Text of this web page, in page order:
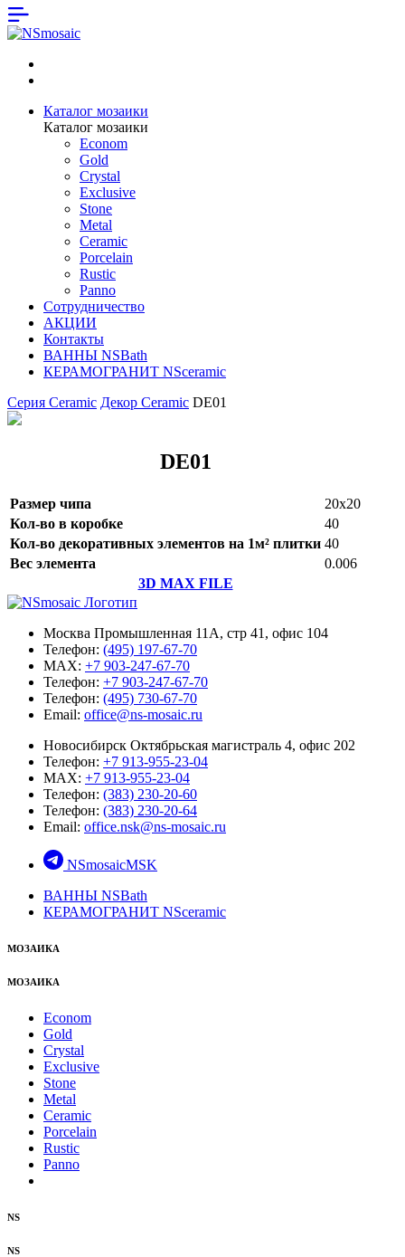
Каталог мозаики
Каталог мозаики
Econom
Gold
Crystal
Exclusive
Stone
Metal
Ceramic
Porcelain
Rustic
Panno
Сотрудничество
АКЦИИ
Контакты
ВАННЫ NSBath
КЕРАМОГРАНИТ NSceramic
Серия Ceramic Декор Ceramic DE01
DE01
Размер чипа
20x20
Кол-во в коробке
40
Кол-во декоративных элементов на 1м² плитки 40
Вес элемента
0.006
3D MAX FILE
Москва Промышленная 11А, стр 41, офис 104
Телефон: (495) 197-67-70
MAX: +7 903-247-67-70
Телефон: +7 903-247-67-70
Телефон: (495) 730-67-70
Email: office@ns-mosaic.ru
Новосибирск Октябрьская магистраль 4, офис 202
Телефон: +7 913-955-23-04
MAX: +7 913-955-23-04
Телефон: (383) 230-20-60
Телефон: (383) 230-20-64
Email: office.nsk@ns-mosaic.ru
NSmosaicMSK
ВАННЫ NSBath
КЕРАМОГРАНИТ NSceramic
МОЗАИКА
МОЗАИКА
Econom
Gold
Crystal
Exclusive
Stone
Metal
Ceramic
Porcelain
Rustic
Panno
NS
NS